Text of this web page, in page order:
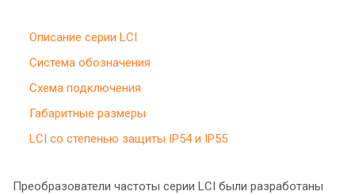
Описание серии LCI
Система обозначения
Схема подключения
Габаритные размеры
LCI со степенью защиты IP54 и IP55
Преобразователи частоты серии LCI были разработаны